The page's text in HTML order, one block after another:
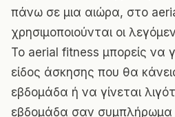
πάνω σε μια αιώρα, στο
χρησιμοποιούνται οι
Το aerial fitness μπορείς να
είδος άσκησης που θα
εβδομάδα ή να γίνεται
εβδομάδα σαν συμπλήρωμα